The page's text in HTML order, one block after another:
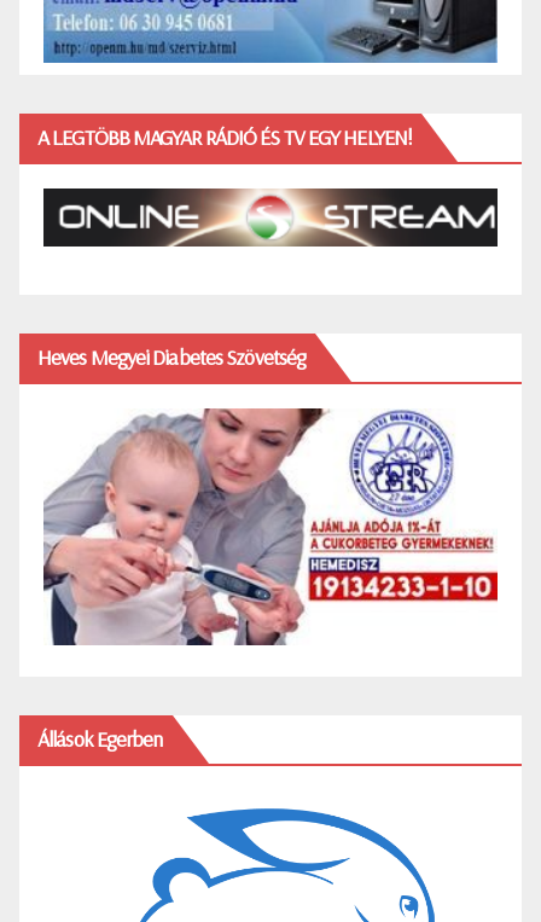
A LEGTÖBB MAGYAR RÁDIÓ ÉS TV EGY HELYEN!
Heves Megyei Diabetes Szövetség
Állások Egerben